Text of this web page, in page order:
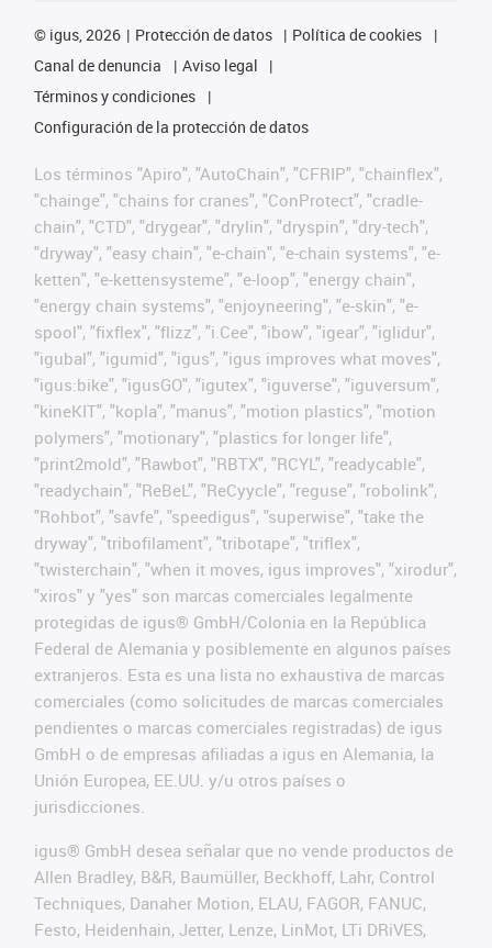
© igus, 2026 Protección de datos
Política de cookies
Canal de denuncia
Aviso legal
Términos y condiciones
Configuración de la protección de datos
Los términos "Apiro", "AutoChain", "CFRIP", "chainflex",
"chainge", "chains for cranes", "ConProtect", "cradle-
chain", "CTD", "drygear", "drylin", "dryspin", "dry-tech",
"dryway", "easy chain", "e-chain", "e-chain systems", "e-
ketten", "e-kettensysteme", "e-loop", "energy chain",
"energy chain systems", "enjoyneering", "e-skin", "e-
spool", "fixflex", "flizz", "i.Cee", "ibow", "igear", "iglidur",
"igubal", "igumid", "igus", "igus improves what moves",
"igus:bike", "igusGO", "igutex", "iguverse", "iguversum",
"kineKIT", "kopla", "manus", "motion plastics", "motion
polymers", "motionary", "plastics for longer life",
"print2mold", "Rawbot", "RBTX", "RCYL", "readycable",
"readychain", "ReBeL", "ReCyycle", "reguse", "robolink",
"Rohbot", "savfe", "speedigus", "superwise", "take the
dryway", "tribofilament", "tribotape", "triflex",
"twisterchain", "when it moves, igus improves", "xirodur",
"xiros" y "yes" son marcas comerciales legalmente
protegidas de igus® GmbH/Colonia en la República
Federal de Alemania y posiblemente en algunos países
extranjeros. Esta es una lista no exhaustiva de marcas
comerciales (como solicitudes de marcas comerciales
pendientes o marcas comerciales registradas) de igus
GmbH o de empresas afiliadas a igus en Alemania, la
Unión Europea, EE.UU. y/u otros países o
jurisdicciones.
igus® GmbH desea señalar que no vende productos de
Allen Bradley, B&R, Baumüller, Beckhoff, Lahr, Control
Techniques, Danaher Motion, ELAU, FAGOR, FANUC,
Festo, Heidenhain, Jetter, Lenze, LinMot, LTi DRiVES,